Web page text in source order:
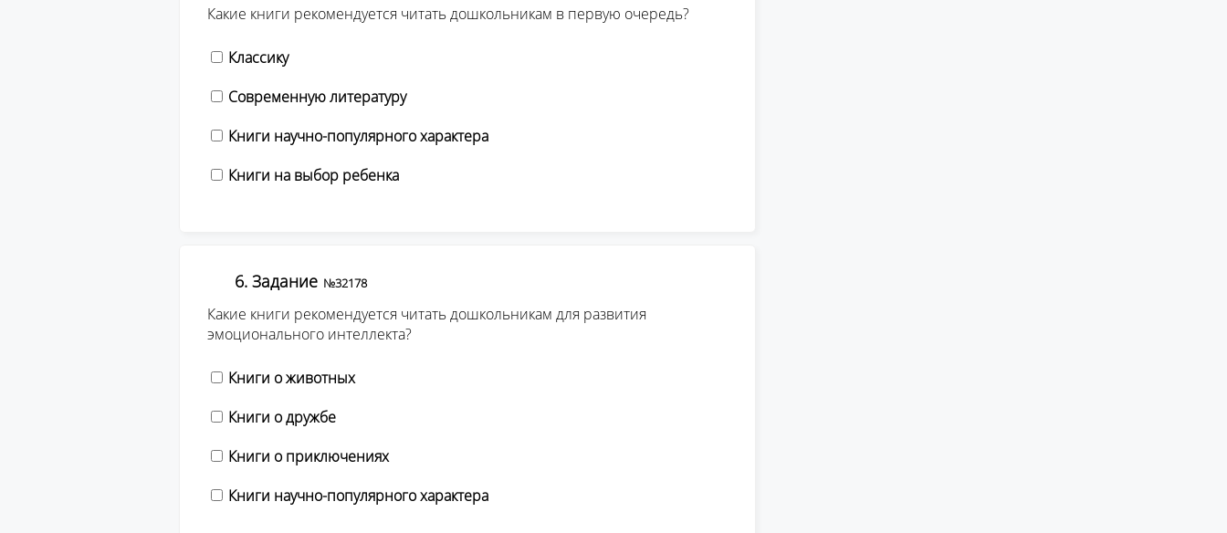
Какие книги рекомендуется читать дошкольникам в первую очередь?
Классику
Современную литературу
Книги научно-популярного характера
Книги на выбор ребенка
6. Задание №32178
Какие книги рекомендуется читать дошкольникам для развития
эмоционального интеллекта?
Книги о животных
Книги о дружбе
Книги о приключениях
Книги научно-популярного характера